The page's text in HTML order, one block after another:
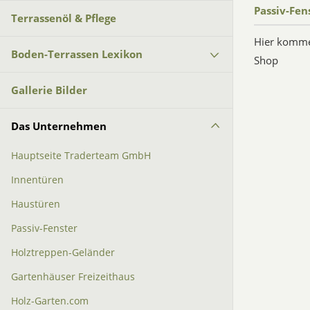
Terrassenöl & Pflege
Boden-Terrassen Lexikon
Gallerie Bilder
Das Unternehmen
Hauptseite Traderteam GmbH
Innentüren
Haustüren
Passiv-Fenster
Holztreppen-Geländer
Gartenhäuser Freizeithaus
Holz-Garten.com
Passiv-
Hier
Shop